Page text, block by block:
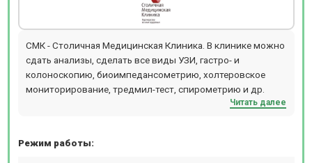
СМК - Столичная Медицинская Клиника. В клинике можно
сдать анализы, сделать все виды УЗИ, гастро- и
колоноскопию, биоимпедансометрию, холтеровское
мониторирование, тредмил-тест, спирометрию и др.
Читать далее
Режим работы: